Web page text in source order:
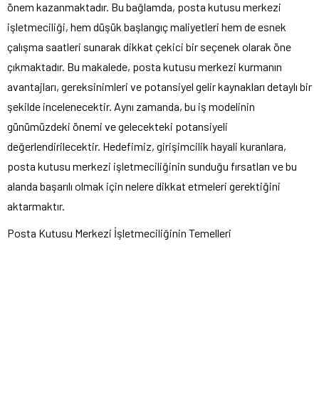
önem kazanmaktadır. Bu bağlamda, posta kutusu merkezi
işletmeciliği, hem düşük başlangıç maliyetleri hem de esnek
çalışma saatleri sunarak dikkat çekici bir seçenek olarak öne
çıkmaktadır. Bu makalede, posta kutusu merkezi kurmanın
avantajları, gereksinimleri ve potansiyel gelir kaynakları detaylı bir
şekilde incelenecektir. Aynı zamanda, bu iş modelinin
günümüzdeki önemi ve gelecekteki potansiyeli
değerlendirilecektir. Hedefimiz, girişimcilik hayali kuranlara,
posta kutusu merkezi işletmeciliğinin sunduğu fırsatları ve bu
alanda başarılı olmak için nelere dikkat etmeleri gerektiğini
aktarmaktır.
Posta Kutusu Merkezi İşletmeciliğinin Temelleri